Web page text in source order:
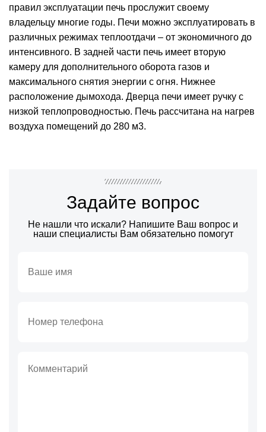
правил эксплуатации печь прослужит своему
владельцу многие годы. Печи можно эксплуатировать в
различных режимах теплоотдачи – от экономичного до
интенсивного. В задней части печь имеет вторую
камеру для дополнительного оборота газов и
максимального снятия энергии с огня. Нижнее
расположение дымохода. Дверца печи имеет ручку с
низкой теплопроводностью. Печь рассчитана на нагрев
воздуха помещений до 280 м3.
Задайте вопрос
Не нашли что искали? Напишите Ваш вопрос и
наши специалисты Вам обязательно помогут